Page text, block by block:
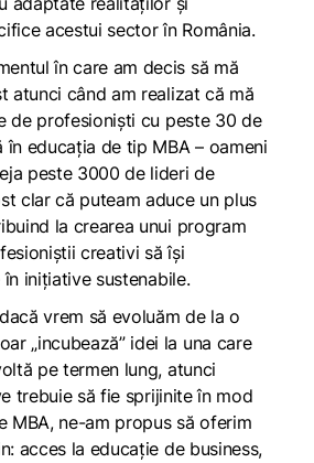
acestui sector în România.
în care am decis să mă
atunci când am realizat că mă
de profesioniști cu peste 30 de
în educația de tip MBA – oameni
peste 3000 de lideri de
clar că puteam aduce un plus
la crearea unui program
creativi să își
inițiative sustenabile.
vrem să evoluăm de la o
„incubează” idei la una care
pe termen lung, atunci
trebuie să fie sprijinite în mod
MBA, ne-am propus să oferim
acces la educație de business,